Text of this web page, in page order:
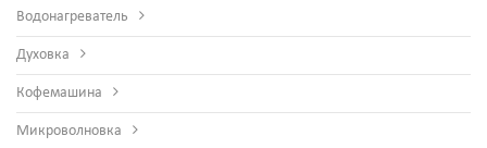
Водонагреватель
Духовка
Кофемашина
Микроволновка